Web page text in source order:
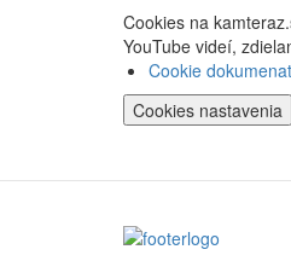
Cookies na
YouTube videí,
Cookie
Cookies nastavenia